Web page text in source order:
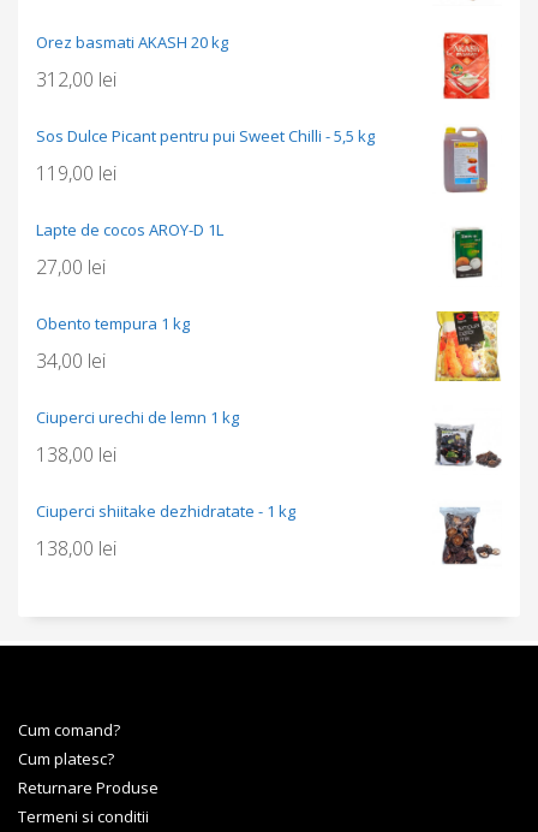
Orez basmati AKASH 20 kg
312,00 lei
Sos Dulce Picant pentru pui Sweet Chilli - 5,5 kg
119,00 lei
Lapte de cocos AROY-D 1L
27,00 lei
Obento tempura 1 kg
34,00 lei
Ciuperci urechi de lemn 1 kg
138,00 lei
Ciuperci shiitake dezhidratate - 1 kg
138,00 lei
Cum comand?
Cum platesc?
Returnare Produse
Termeni si conditii